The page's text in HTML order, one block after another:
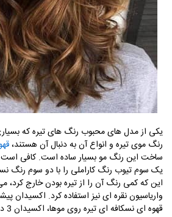
یکی از مدل های محبوب رنگ های تیره که
رنگ موی تیره و انواع آن به دنبال آن هستند،
ساخت این رنگ مو بسیار ساده است. کافی
یک سوم تیوب رنگ کاراملی را با دو سوم رنگ
این که کمی رنگ آن را از تیره بودن خارج کرد،
واریاسیون نقره ای نیز استفاده کرد. اکسیدان
قهوه ای نسکافه ای تیره روی موها، اکسیدان 3 درصد است.